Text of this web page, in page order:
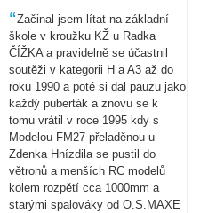
“Začinal jsem lítat na základní
škole v kroužku KŽ u Radka
ČÍŽKA a pravidelně se účastnil
soutěži v kategorii H a A3 až do
roku 1990 a poté si dal pauzu jako
každý puberták a znovu se k
tomu vrátil v roce 1995 kdy s
Modelou FM27 přeladěnou u
Zdenka Hnízdila se pustil do
větronů a menších RC modelů
kolem rozpětí cca 1000mm a
starými spalováky od O.S.MAXE